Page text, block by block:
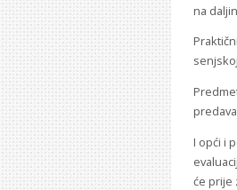
na
I opći i
će prije